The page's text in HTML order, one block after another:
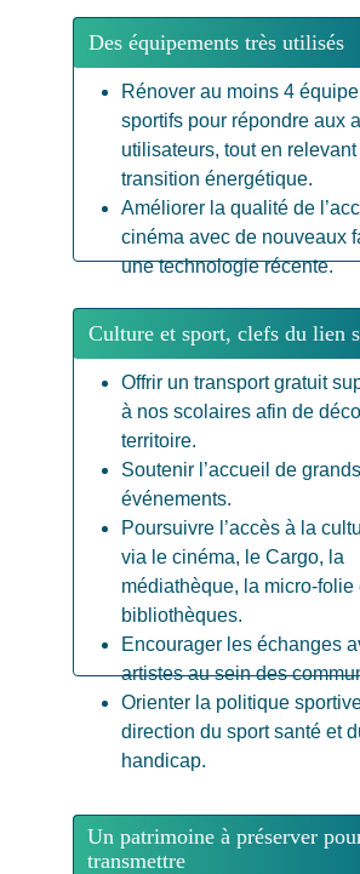
Des équipements très utilisés
Rénover au moins 4
sportifs pour répondre aux
utilisateurs, tout en
transition énergétique.
Améliorer la qualité de
cinéma avec de nouveaux
une technologie récente.
Un patrimoine à préserver
transmettre
Culture et sport, clefs du lien
Offrir un transport gratuit
à nos scolaires afin de
territoire.
Soutenir l’accueil de grands
événements.
Poursuivre l’accès à la
via le cinéma, le Cargo, la
médiathèque, la micro-folie
bibliothèques.
Encourager les échanges
artistes au sein des
Orienter la politique
direction du sport santé et
handicap.